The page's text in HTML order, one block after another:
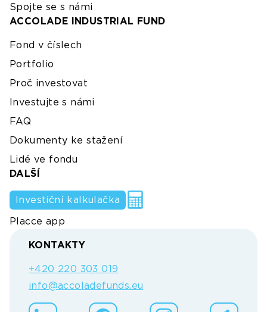
Spojte se s námi
ACCOLADE INDUSTRIAL FUND
Fond v číslech
Portfolio
Proč investovat
Investujte s námi
FAQ
Dokumenty ke stažení
Lidé ve fondu
DALŠÍ
Investiční kalkulačka
Placce app
KONTAKTY
+420 220 303 019
info@accoladefunds.eu